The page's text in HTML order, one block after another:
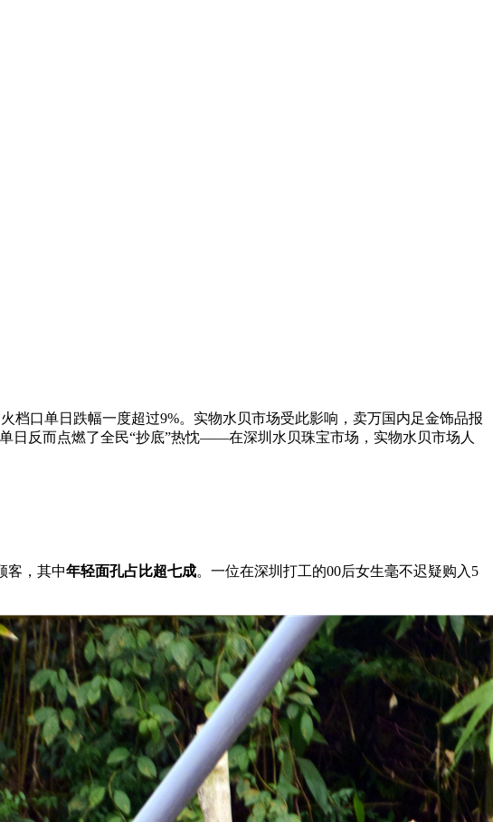
档口单日 跌幅一度超过9%。实物水贝市场受此影响，卖万国内足金饰品报
日反而点燃了全民“抄底”热忱——在深圳水贝珠宝市场，实物水贝市场人
客，其中年轻面孔占比超七成。一位在深圳打工的00后女生毫不迟疑购入5